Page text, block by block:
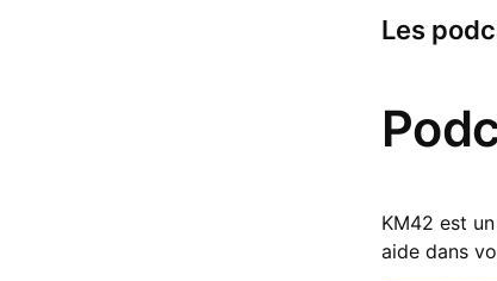
Les
KM42 est
aide dans